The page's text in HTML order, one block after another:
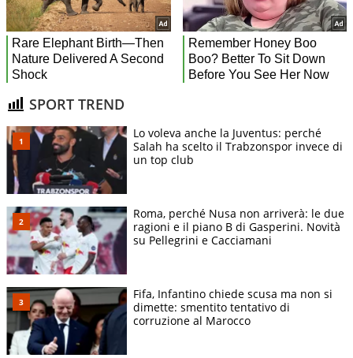
SPORT TREND
Lo voleva anche la Juventus: perché
Salah ha scelto il Trabzonspor invece di
un top club
Roma, perché Nusa non arriverà: le due
ragioni e il piano B di Gasperini. Novità
su Pellegrini e Cacciamani
Fifa, Infantino chiede scusa ma non si
dimette: smentito tentativo di
corruzione al Marocco